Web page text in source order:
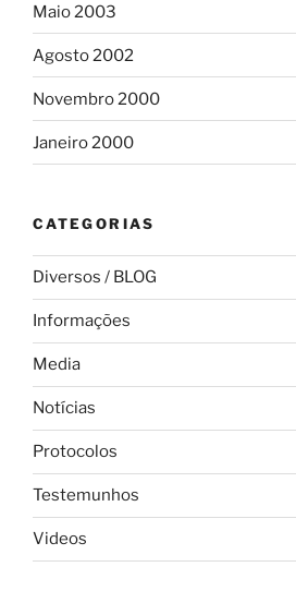
Maio 2003
Agosto 2002
Novembro 2000
Janeiro 2000
CATEGORIAS
Diversos / BLOG
Informações
Media
Notícias
Protocolos
Testemunhos
Videos